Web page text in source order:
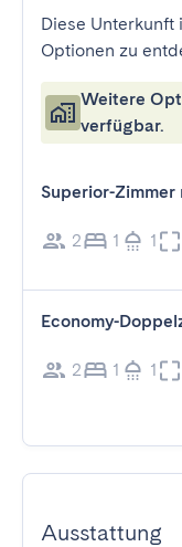
Diese Unterkunft
Optionen zu
Weitere
verfügbar.
Superior-
2 1 1
Economy-
2 1 1
Ausstattung